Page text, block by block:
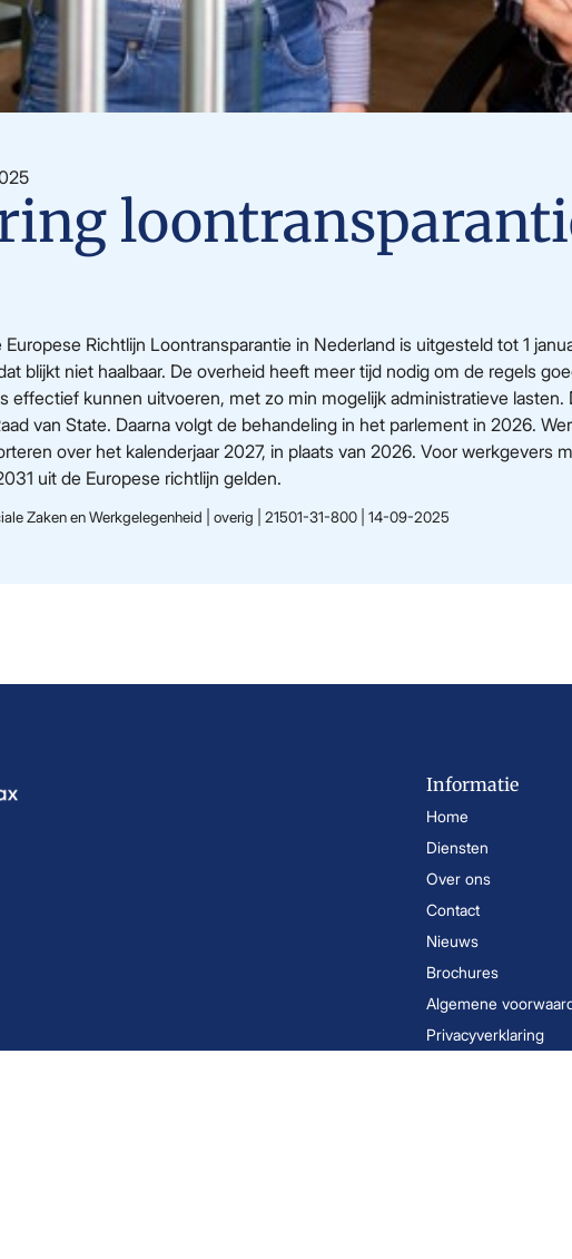
Europese Richtlijn Loontransparantie in Nederland is uitgesteld tot 1
blijkt niet haalbaar. De overheid heeft meer tijd nodig om de regels
effectief kunnen uitvoeren, met zo min mogelijk administratieve
van State. Daarna volgt de behandeling in het parlement in 2026.
over het kalenderjaar 2027, in plaats van 2026. Voor werkgevers
uit de Europese richtlijn gelden.
Zaken en Werkgelegenheid | overig | 21501-31-800 | 14-09-2025
Informatie
Home
Diensten
Over ons
Contact
Nieuws
Brochures
Algemene
Privacyverklaring